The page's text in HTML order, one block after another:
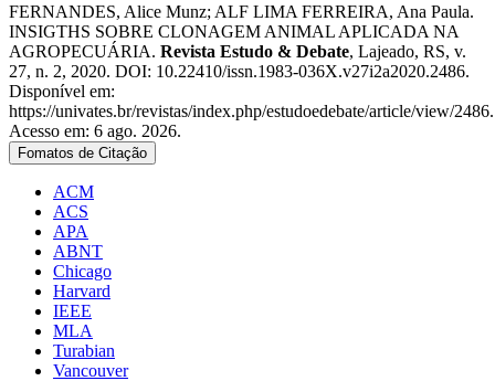
FERNANDES, Alice Munz; ALF LIMA FERREIRA, Ana Paula.
INSIGTHS SOBRE CLONAGEM ANIMAL APLICADA NA
AGROPECUÁRIA. Revista Estudo & Debate, Lajeado, RS, v.
27, n. 2, 2020. DOI: 10.22410/issn.1983-036X.v27i2a2020.2486.
Disponível em:
https://univates.br/revistas/index.php/estudoedebate/article/view/2486.
Acesso em: 6 ago. 2026.
Fomatos de Citação
ACM
ACS
APA
ABNT
Chicago
Harvard
IEEE
MLA
Turabian
Vancouver